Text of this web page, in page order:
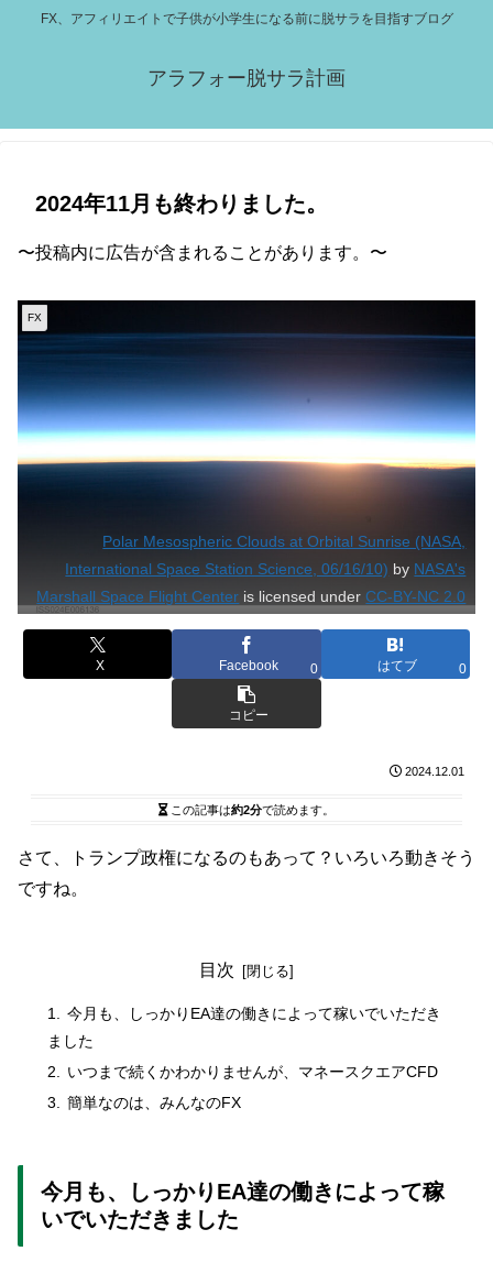
FX、アフィリエイトで子供が小学生になる前に脱サラを目指すブログ
アラフォー脱サラ計画
2024年11月も終わりました。
〜投稿内に広告が含まれることがあります。〜
FX
Polar Mesospheric Clouds at Orbital Sunrise (NASA,
International Space Station Science, 06/16/10) by NASA's
Marshall Space Flight Center is licensed underCC-BY-NC 2.0
X Facebook 0 はてブ 0
コピー
2024.12.01
この記事は約2分で読めます。
さて、トランプ政権になるのもあって？いろいろ動きそう
ですね。
目次
今月も、しっかりEA達の働きによって稼いでいただき
ました
いつまで続くかわかりませんが、マネースクエアCFD
簡単なのは、みんなのFX
今月も、しっかりEA達の働きによって稼
いでいただきました